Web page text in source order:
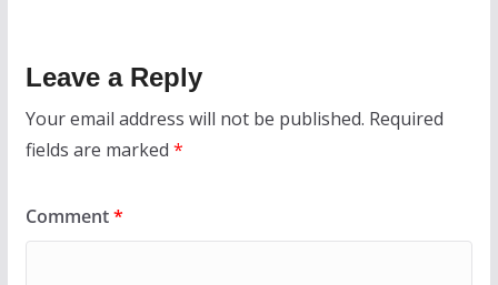
Leave a Reply
Your email address will not be published. Required
fields are marked *
Comment*